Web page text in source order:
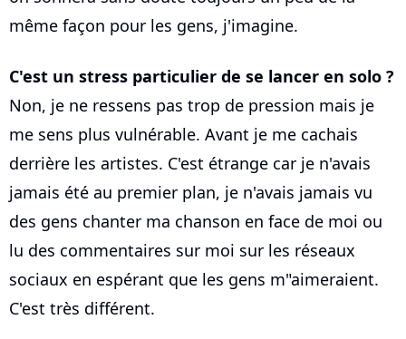
même façon pour les gens, j'imagine.
C'est un stress particulier de se lancer en solo ?
Non, je ne ressens pas trop de pression mais je
me sens plus vulnérable. Avant je me cachais
derrière les artistes. C'est étrange car je n'avais
jamais été au premier plan, je n'avais jamais vu
des gens chanter ma chanson en face de moi ou
lu des commentaires sur moi sur les réseaux
sociaux en espérant que les gens m"aimeraient.
C'est très différent.